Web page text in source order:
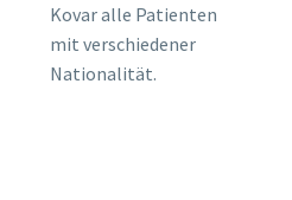
Kovar alle Patienten
mit verschiedener
Nationalität.